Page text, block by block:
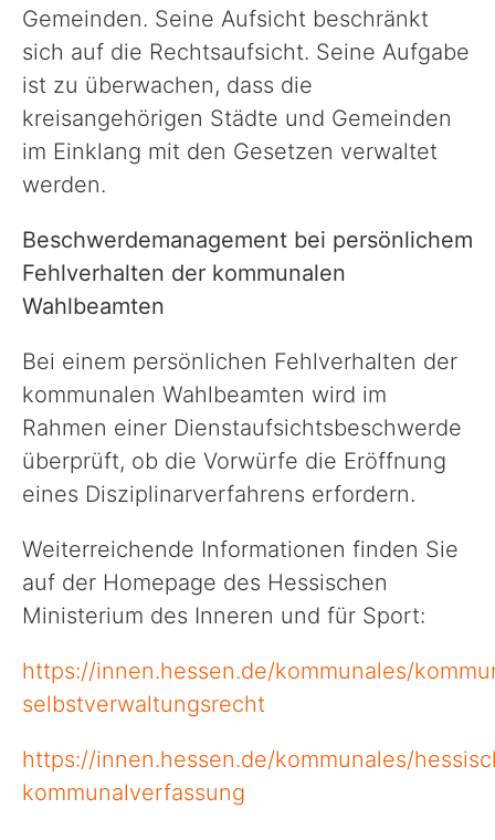
Natur, Umwelt & Klimaschutz
Sport, Kultur & Ehrenamt
Straße & Verkehr
Recht & Ordnung
Veterinärwesen
Unser Landkreis
Politik
Verwaltung
Unsere Standorte
Presse
Gemeinden. Seine Aufsicht beschränkt
sich auf die Rechtsaufsicht. Seine Aufgabe
ist zu überwachen, dass die
kreisangehörigen Städte und Gemeinden
im Einklang mit den Gesetzen verwaltet
werden.
Beschwerdemanagement bei persönlichem
Fehlverhalten der kommunalen
Wahlbeamten
Bei einem persönlichen Fehlverhalten der
kommunalen Wahlbeamten wird im
Rahmen einer Dienstaufsichtsbeschwerde
überprüft, ob die Vorwürfe die Eröffnung
eines Disziplinarverfahrens erfordern.
Weiterreichende Informationen finden Sie
auf der Homepage des Hessischen
Ministerium des Inneren und für Sport:
https://innen.hessen.de/kommunales/
selbstverwaltungsrecht
https://innen.hessen.de/kommunales/
kommunalverfassung